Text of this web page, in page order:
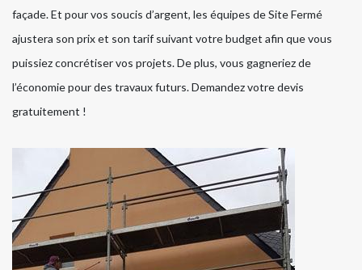
façade. Et pour vos soucis d’argent, les équipes de Site Fermé
ajustera son prix et son tarif suivant votre budget afin que vous
puissiez concrétiser vos projets. De plus, vous gagneriez de
l’économie pour des travaux futurs. Demandez votre devis
gratuitement !